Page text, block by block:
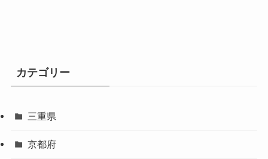
カテゴリー
三重県
京都府